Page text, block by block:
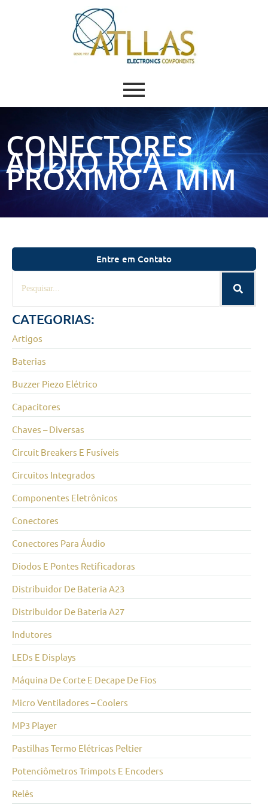
CONECTORES
AUDIO RCA
PRÓXIMO A MIM
Entre em Contato
CATEGORIAS:
Artigos
Baterias
Buzzer Piezo Elétrico
Capacitores
Chaves – Diversas
Circuit Breakers E Fusíveis
Circuitos Integrados
Componentes Eletrônicos
Conectores
Conectores Para Áudio
Diodos E Pontes Retificadoras
Distribuidor De Bateria A23
Distribuidor De Bateria A27
Indutores
LEDs E Displays
Máquina De Corte E Decape De Fios
Micro Ventiladores – Coolers
MP3 Player
Pastilhas Termo Elétricas Peltier
Potenciômetros Trimpots E Encoders
Relês